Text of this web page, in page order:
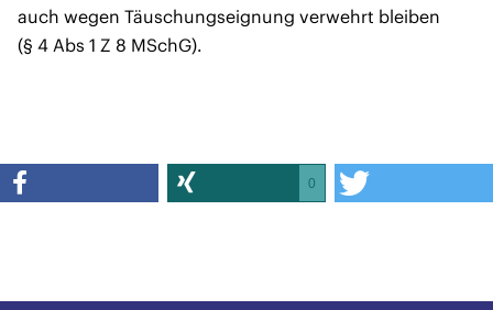
auch wegen Täuschungseignung verwehrt bleiben
(§ 4 Abs 1 Z 8 MSchG).
0